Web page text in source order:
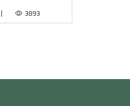
Sudaporn
the Area of
โครงข่ายการท่อง
ผลการวิจัย
| 3893